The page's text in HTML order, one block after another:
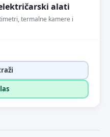
alati
termalne kamere i